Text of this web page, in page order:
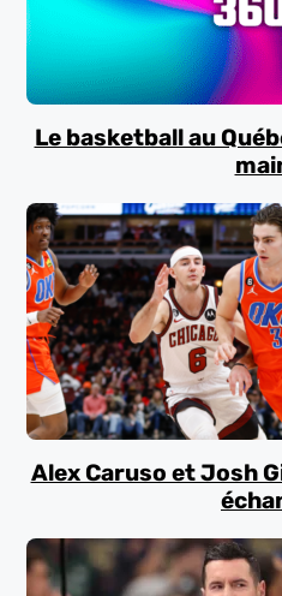
Le basketball au
Alex Caruso et Josh